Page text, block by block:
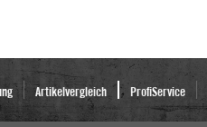
Artikelvergleich ProfiService